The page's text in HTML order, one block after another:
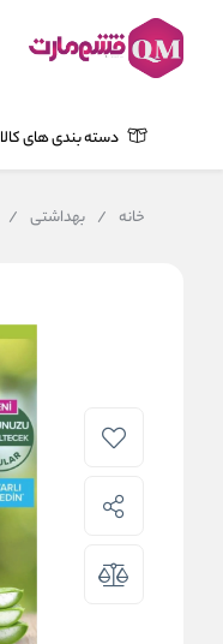
دسته بندی های کالا
خانه / بهداشتی /